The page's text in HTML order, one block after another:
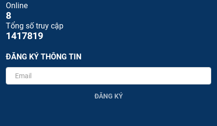
Online
8
Tổng số truy cập
1417819
ĐĂNG KÝ THÔNG TIN
ĐĂNG KÝ